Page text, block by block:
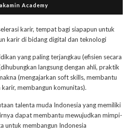
Academy
karir, tempat bagi siapapun untuk
karir di bidang digital dan teknologi
yang paling terjangkau (efisien secara
langsung dengan ahli, praktik
(mengajarkan soft skills, membantu
membangun komunitas).
talenta muda Indonesia yang memiliki
dapat membantu mewujudkan mimpi-
untuk membangun Indonesia